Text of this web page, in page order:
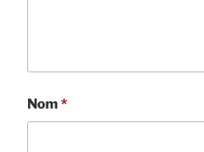
Nom*